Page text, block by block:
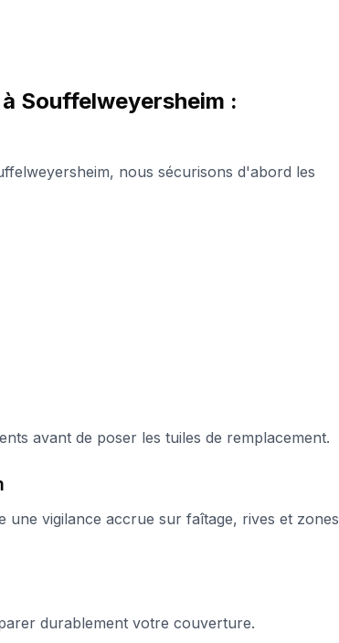
Souffelweyersheim :
nous sécurisons d'abord les
avant de poser les tuiles de remplacement.
une vigilance accrue sur faîtage, rives et zones
durablement votre couverture.